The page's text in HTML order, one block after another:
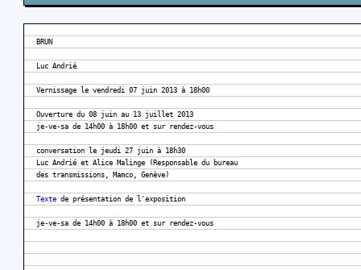
BRUN
Luc Andrié
Vernissage le vendredi 07 juin 2013 à 18h00
Ouverture du 08 juin au 13 juillet 2013
je-ve-sa de 14h00 à 18h00 et sur rendez-vous
conversation le jeudi 27 juin à 18h30
Luc Andrié et Alice Malinge (Responsable du bureau
des transmissions, Mamco, Genève)
Texte de présentation de l'exposition
je-ve-sa de 14h00 à 18h00 et sur rendez-vous